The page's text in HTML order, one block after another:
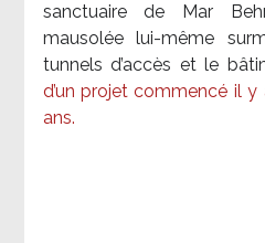
sanctuaire de Mar
mausolée lui-même
tunnels d’accès et le
d’un projet commencé il
ans.